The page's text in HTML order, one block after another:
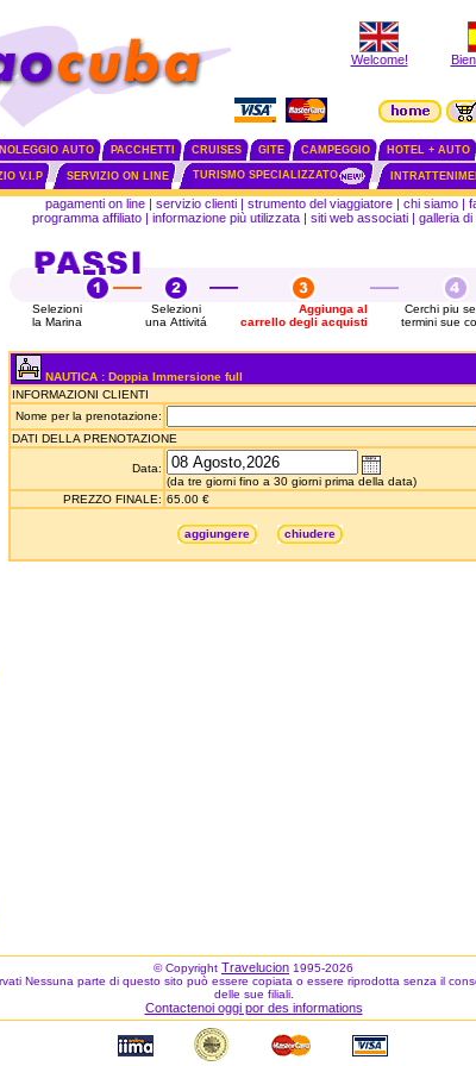
Welcome!
NOLEGGIO AUTO PACCHETTI CRUISES GITE CAMPEGGIO HOTEL + AUTO
V.I.P SERVIZIO ON LINE TURISMO SPECIALIZZATO
pagamenti on line | servizio clienti | strumento del viaggiatore | chi siamo |
programma affiliato| informazione più utilizzata| siti web associati| galleria di
Selezioni
la Marina
Selezioni
una Attivitá
Aggiunga al
carrello degli acquisti
Cerchi piu
termini sue
NAUTICA : Doppia Immersione full
INFORMAZIONI CLIENTI
Nome per la prenotazione:
DATI DELLA PRENOTAZIONE
Data:
(da tre giorni fino a 30 giorni prima della data)
PREZZO FINALE: 65.00 €
aggiungere chiudere
© Copyright Travelucion 1995-2026
Nessuna parte di questo sito può essere copiata o essere riprodotta senza il
delle sue filiali.
Contactenoi oggi por des informations